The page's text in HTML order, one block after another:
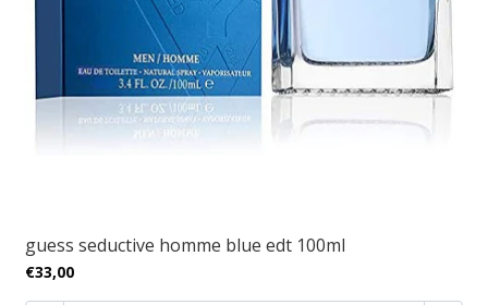
guess seductive homme blue edt 100ml
€33,00